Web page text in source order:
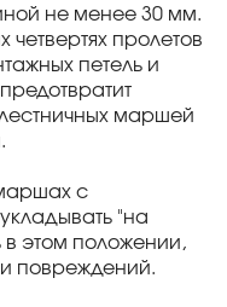
не менее 30 мм.
пролетов
петель и
маршей
с
"на
в этом положении,
повреждений.